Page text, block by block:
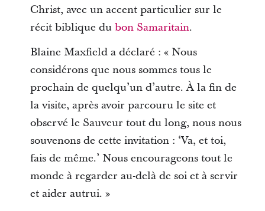
Christ, avec un accent particulier sur le
récit biblique du bon Samaritain.
Blaine Maxfield a déclaré : « Nous
considérons que nous sommes tous le
prochain de quelqu’un d’autre. À la fin de
la visite, après avoir parcouru le site et
observé le Sauveur tout du long, nous nous
souvenons de cette invitation : ‘Va, et toi,
fais de même.’ Nous encourageons tout le
monde à regarder au-delà de soi et à servir
et aider autrui. »